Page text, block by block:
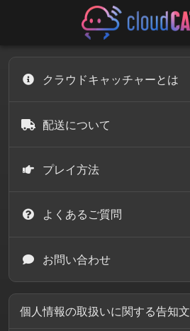
クラウドキャッチャーとは
配送について
プレイ方法
よくあるご質問
お問い合わせ
個人情報の取扱いに関する告知文